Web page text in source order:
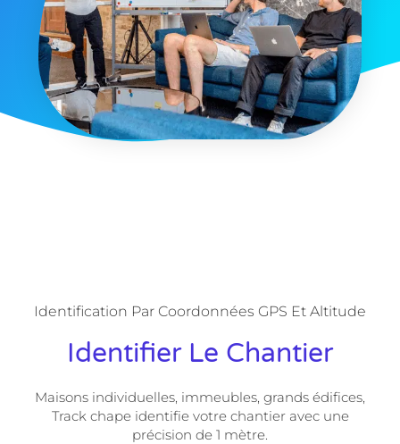
Identification Par Coordonnées GPS Et Altitude
Identifier Le Chantier
Maisons individuelles, immeubles, grands édifices,
Track chape identifie votre chantier avec une
précision de 1 mètre.